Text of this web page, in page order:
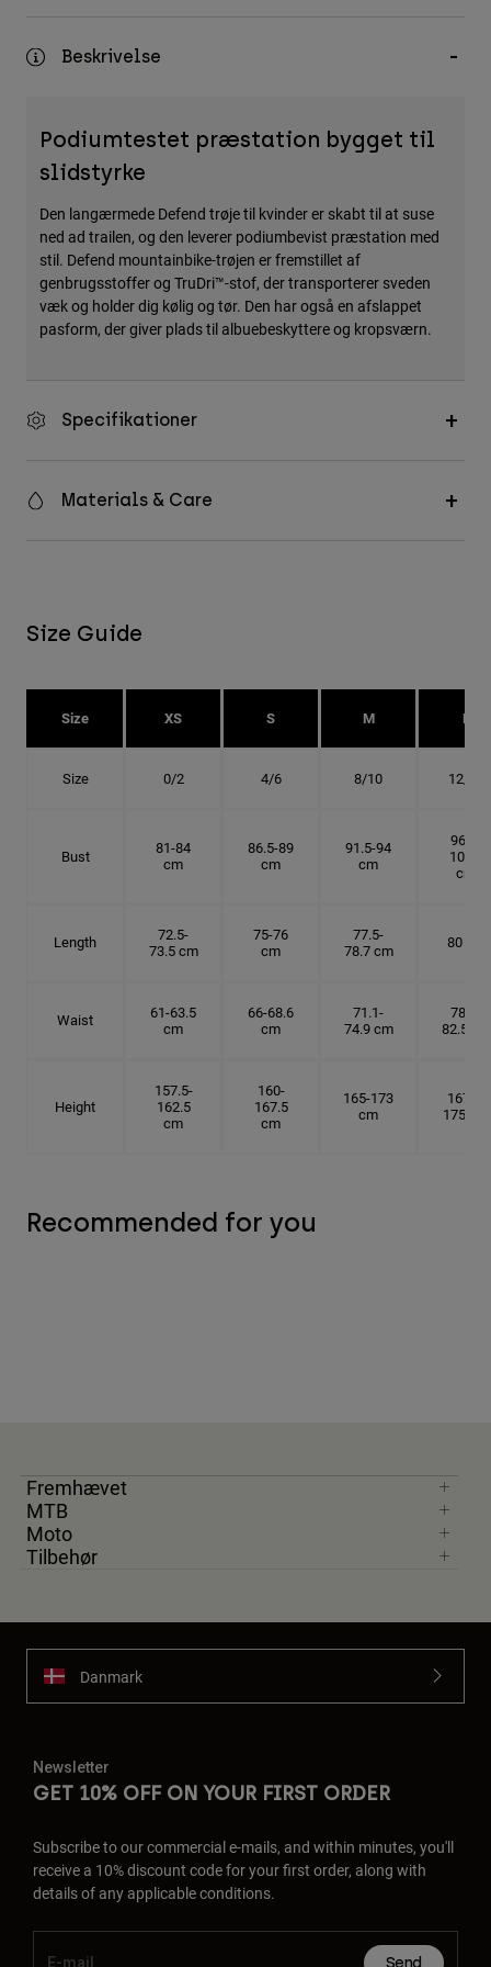
All Accessories
Hats & Caps
Se alle
Beskrivelse
Podiumtestet præstation bygget til
slidstyrke
Den langærmede Defend trøje til kvinder er skabt til at suse
ned ad trailen, og den leverer podiumbevist præstation med
stil. Defend mountainbike-trøjen er fremstillet af
genbrugsstoffer og TruDri™-stof, der transporterer sveden
væk og holder dig kølig og tør. Den har også en afslappet
pasform, der giver plads til albuebeskyttere og kropsværn.
Specifikationer
Materials & Care
Size Guide
Size XS S M L
Size 0/2 4/6 8/10 12/14
Bust
81-84
cm
86.5-89
cm
91.5-94
cm
96.5-
101.5
cm
Length
72.5-
73.5 cm
75-76
cm
77.5-
78.7 cm
80 cm
Waist
61-63.5
cm
66-68.6
cm
71.1-
74.9 cm
78.7-
82.5 cm
Height
157.5-
162.5
cm
160-
167.5
cm
165-173
cm
167.5-
175 cm
Recommended for you
Fremhævet
MTB
Moto
Tilbehør
Danmark
Newsletter
GET 10% OFF ON YOUR FIRST ORDER
Subscribe to our commercial e-mails, and within minutes, you'll
receive a 10% discount code for your first order, along with
details of any applicable conditions.